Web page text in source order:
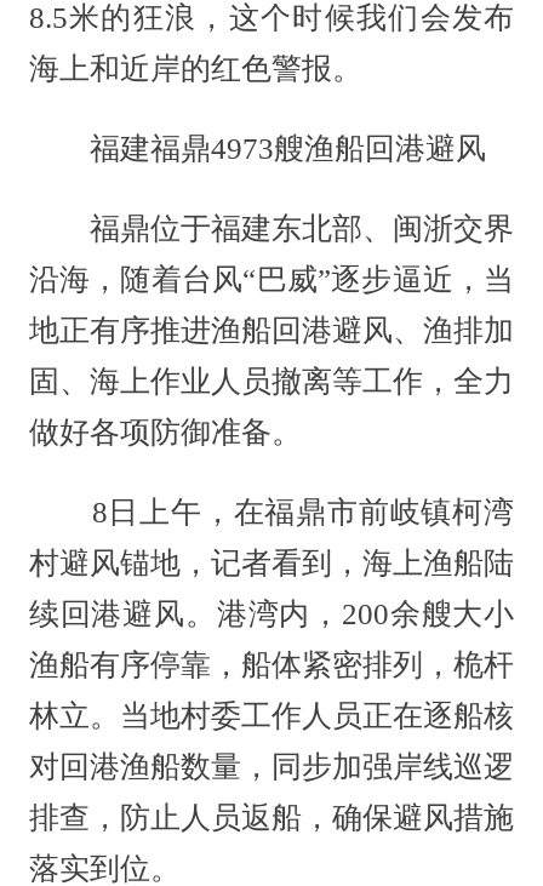
8.5米的狂浪，这个时候我们会发布
海上和近岸的红色警报。
福建福鼎4973艘渔船回港避风
福鼎位于福建东北部、闽浙交界
沿海，随着台风“巴威”逐步逼近，当
地正有序推进渔船回港避风、渔排加
固、海上作业人员撤离等工作，全力
做好各项防御准备。
8日上午，在福鼎市前岐镇柯湾
村避风锚地，记者看到，海上渔船陆
续回港避风。港湾内，200余艘大小
渔船有序停靠，船体紧密排列，桅杆
林立。当地村委工作人员正在逐船核
对回港渔船数量，同步加强岸线巡逻
排查，防止人员返船，确保避风措施
落实到位。